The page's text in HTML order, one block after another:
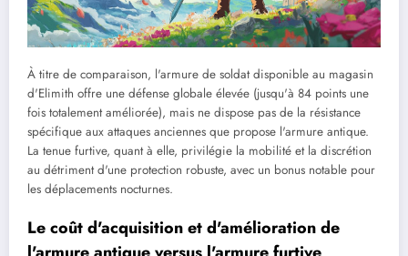
À titre de comparaison, l'armure de soldat disponible au magasin
d'Elimith offre une défense globale élevée (jusqu'à 84 points une
fois totalement améliorée), mais ne dispose pas de la résistance
spécifique aux attaques anciennes que propose l'armure antique.
La tenue furtive, quant à elle, privilégie la mobilité et la discrétion
au détriment d'une protection robuste, avec un bonus notable pour
les déplacements nocturnes.
Le coût d'acquisition et d'amélioration de